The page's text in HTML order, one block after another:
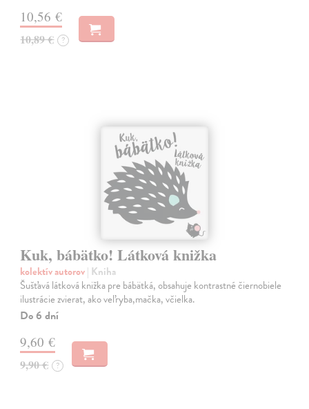
10,56 €
10,89 € ?
Kuk, bábätko! Látková knižka
kolektív autorov| Kniha
Šušťavá látková knižka pre bábätká, obsahuje kontrastné čiernobiele
ilustrácie zvierat, ako veľryba,mačka, včielka.
Do 6 dní
9,60 €
9,90 € ?